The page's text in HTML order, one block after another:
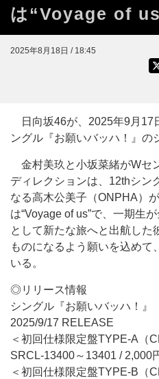
は“Voyage of
2025年8月18日 / 18:45
日向坂46が、2025年9月17
ングル『お願いバッハ！』の
金村美玖と小坂菜緒がWセ
ディレクションは、12thシン
なる高木公美子（ONPHA）
は“Voyage of us”で、一期生
として新たな旅へと出航した
ものになるよう願いを込めて
いる。
◎リリース情報
シングル『お願いバッハ！』
2025/9/17 RELEASE
＜初回仕様限定盤TYPE-A（
SRCL-13400～13401 / 2,000
＜初回仕様限定盤TYPE-B（